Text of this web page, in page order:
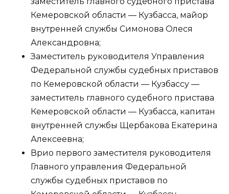
Кемеровской области — Кузбасса, майор
внутренней службы Симонова Олеся
Александровна;
Заместитель руководителя Управления
Федеральной службы судебных приставов
по Кемеровской области — Кузбассу —
заместитель главного судебного пристава
Кемеровской области — Кузбасса, капитан
внутренней службы Щербакова Екатерина
Алексеевна;
Врио первого заместителя руководителя
Главного управления Федеральной
службы судебных приставов по